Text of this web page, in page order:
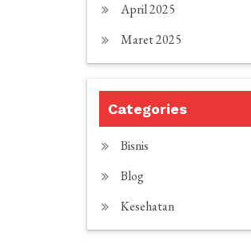
April 2025
Maret 2025
Categories
Bisnis
Blog
Kesehatan